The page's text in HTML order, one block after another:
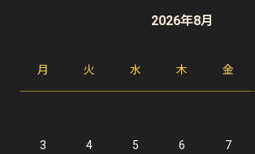
2026年8月
月 火 水 木 金
3 4 5 6 7